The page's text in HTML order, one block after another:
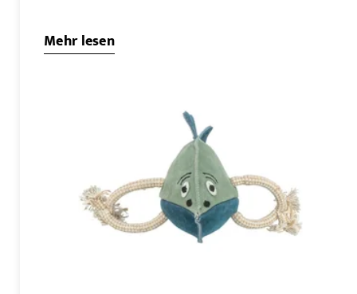
Mehr lesen